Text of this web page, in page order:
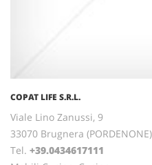
COPAT LIFE S.R.L.
Viale Lino Zanussi, 9
33070 Brugnera
Tel. +39.0434617111